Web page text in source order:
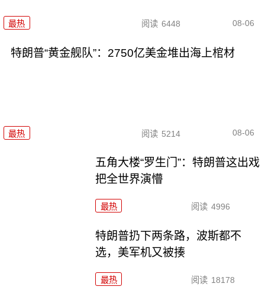
最热 阅读 6448 08-06
特朗普“黄金舰队”：2750亿美金堆出海上棺材
最热 阅读 5214 08-06
五角大楼“罗生门”：特朗普这出戏
把全世界演懵
最热 阅读 4996
特朗普扔下两条路，波斯都不
选，美军机又被揍
最热 阅读 18178